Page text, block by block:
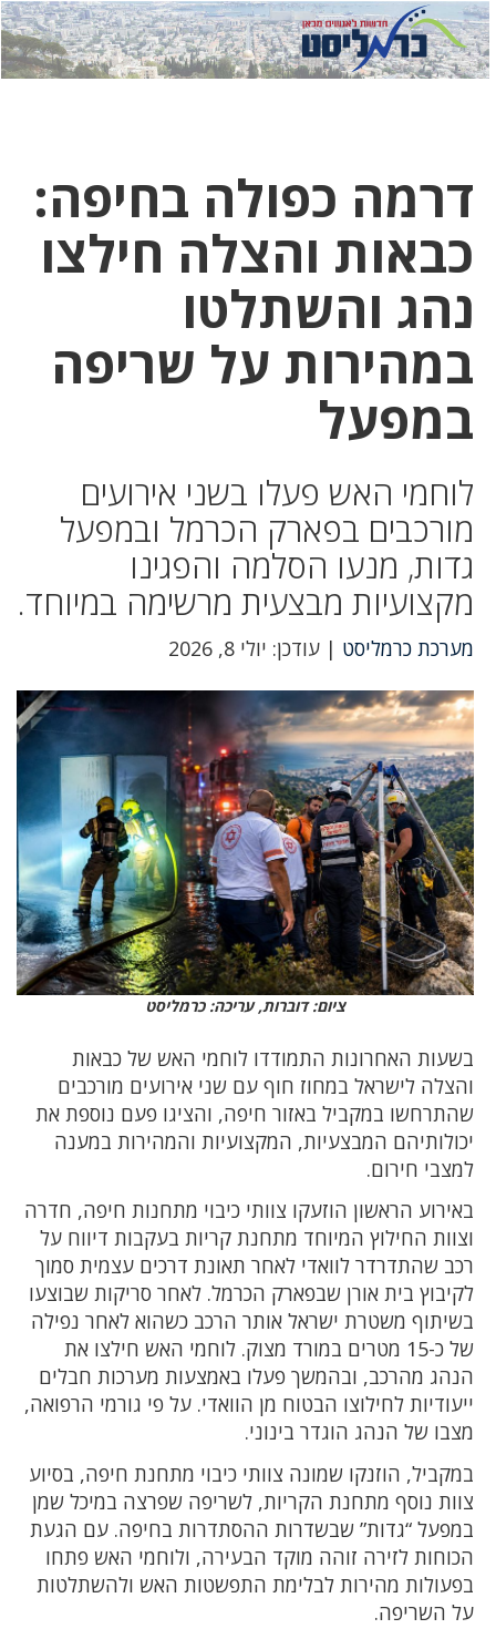
לחץ
כאן
לחץ
כדי
דרמה כפולה בחיפה:
כבאות והצלה חילצו
נהג והשתלטו
במהירות על שריפה
במפעל
לוחמי האש פעלו בשני אירועים
מורכבים בפארק הכרמל ובמפעל
גדות, מנעו הסלמה והפגינו
מקצועיות מבצעית מרשימה במיוחד.
מערכת כרמליסט | עודכן: יולי 8, 2026
ציום: דוברות, עריכה: כרמליסט
בשעות האחרונות התמודדו לוחמי האש של כבאות
והצלה לישראל במחוז חוף עם שני אירועים מורכבים
שהתרחשו במקביל באזור חיפה, והציגו פעם נוספת את
יכולותיהם המבצעיות, המקצועיות והמהירות במענה
למצבי חירום.
באירוע הראשון הוזעקו צוותי כיבוי מתחנות חיפה, חדרה
וצוות החילוץ המיוחד מתחנת קריות בעקבות דיווח על
רכב שהתדרדר לוואדי לאחר תאונת דרכים עצמית סמוך
לקיבוץ בית אורן שבפארק הכרמל. לאחר סריקות שבוצעו
בשיתוף משטרת ישראל אותר הרכב כשהוא לאחר נפילה
של כ-15 מטרים במורד מצוק. לוחמי האש חילצו את
הנהג מהרכב, ובהמשך פעלו באמצעות מערכות חבלים
ייעודיות לחילוצו הבטוח מן הוואדי. על פי גורמי הרפואה,
מצבו של הנהג הוגדר בינוני.
במקביל, הוזנקו שמונה צוותי כיבוי מתחנת חיפה, בסיוע
צוות נוסף מתחנת הקריות, לשריפה שפרצה במיכל שמן
במפעל “גדות” שבשדרות ההסתדרות בחיפה. עם הגעת
הכוחות לזירה זוהה מוקד הבעירה, ולוחמי האש פתחו
בפעולות מהירות לבלימת התפשטות האש ולהשתלטות
על השריפה.